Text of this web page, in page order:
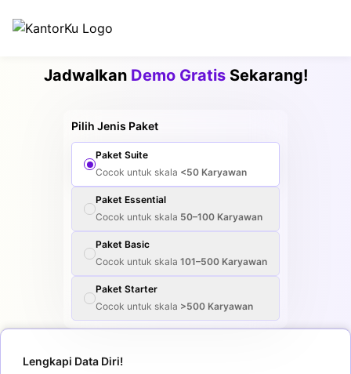
Jadwalkan Demo GratisSekarang!
Pilih Jenis Paket
Paket Suite
Cocok untuk skala <50 Karyawan
Paket Essential
Cocok untuk skala 50–100 Karyawan
Paket Basic
Cocok untuk skala 101–500 Karyawan
Paket Starter
Cocok untuk skala >500 Karyawan
Lengkapi Data Diri!